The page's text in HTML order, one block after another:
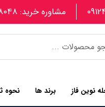
مشاوره خرید: ۰۲۱۸۲۸۰۸۰۴۸
نوین فاز برند ها نحوه